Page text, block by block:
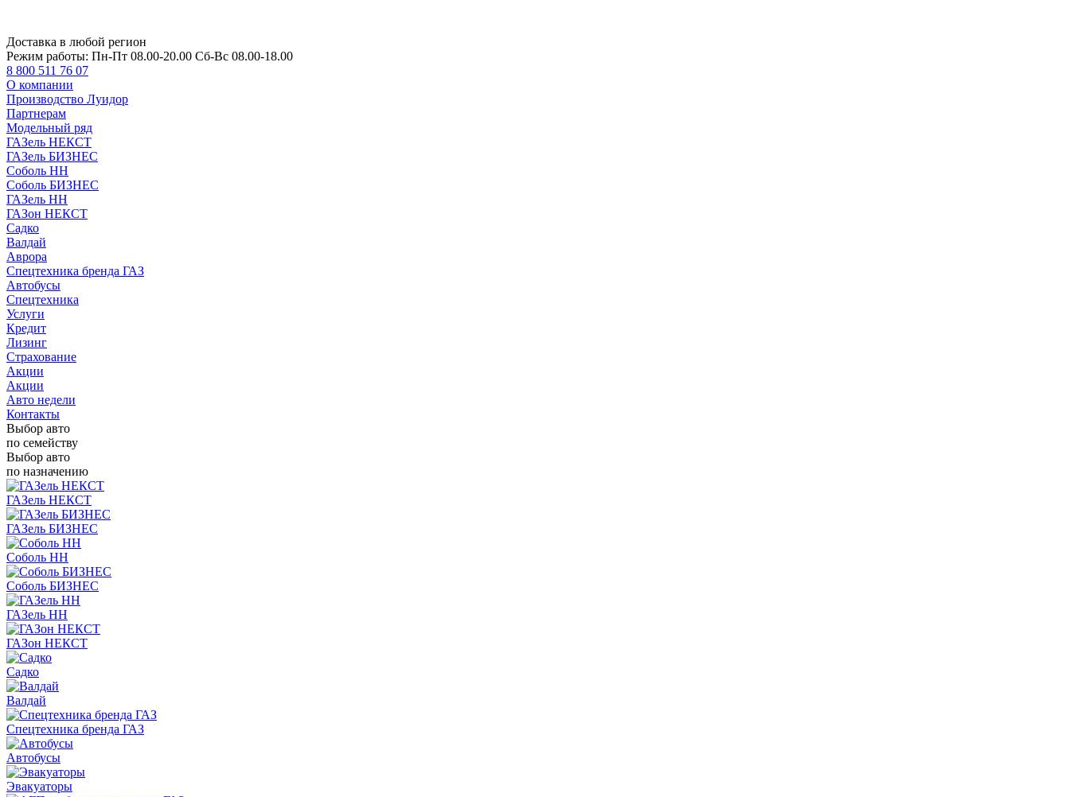
Доставка в любой регион
Режим работы: Пн-Пт 08.00-20.00 Сб-Вс 08.00-18.00
8 800 511 76 07
О компании
Производство Луидор
Партнерам
Модельный ряд
ГАЗель НЕКСТ
ГАЗель БИЗНЕС
Соболь НН
Соболь БИЗНЕС
ГАЗель НН
ГАЗон НЕКСТ
Садко
Валдай
Аврора
Спецтехника бренда ГАЗ
Автобусы
Спецтехника
Услуги
Кредит
Лизинг
Страхование
Акции
Акции
Авто недели
Контакты
Выбор авто
по семейству
Выбор авто
по назначению
ГАЗель НЕКСТ
ГАЗель БИЗНЕС
Соболь НН
Соболь БИЗНЕС
ГАЗель НН
ГАЗон НЕКСТ
Садко
Валдай
Спецтехника бренда ГАЗ
Автобусы
Эвакуаторы